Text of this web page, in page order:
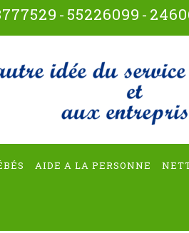
- 55226099 -
AIDE A LA PERSONNE